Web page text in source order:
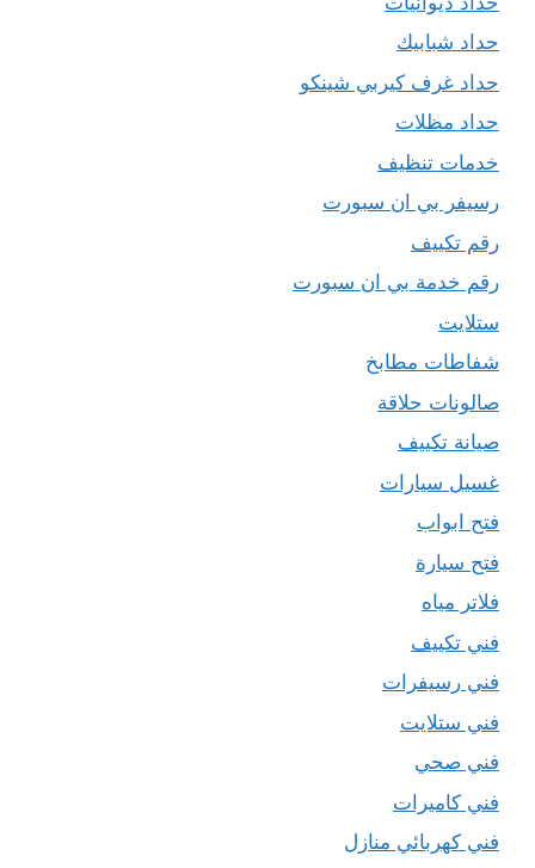
حداد شبابيك
حداد غرف كيربي شينكو
حداد مظلات
خدمات تنظيف
رسيفر بي ان سبورت
رقم تكييف
رقم خدمة بي ان سبورت
ستلايت
شفاطات مطابخ
صالونات حلاقة
صيانة تكييف
غسيل سيارات
فتح ابواب
فتح سيارة
فلاتر مياه
فني تكييف
فني رسيفرات
فني ستلايت
فني صحي
فني كاميرات
فني كهربائي منازل